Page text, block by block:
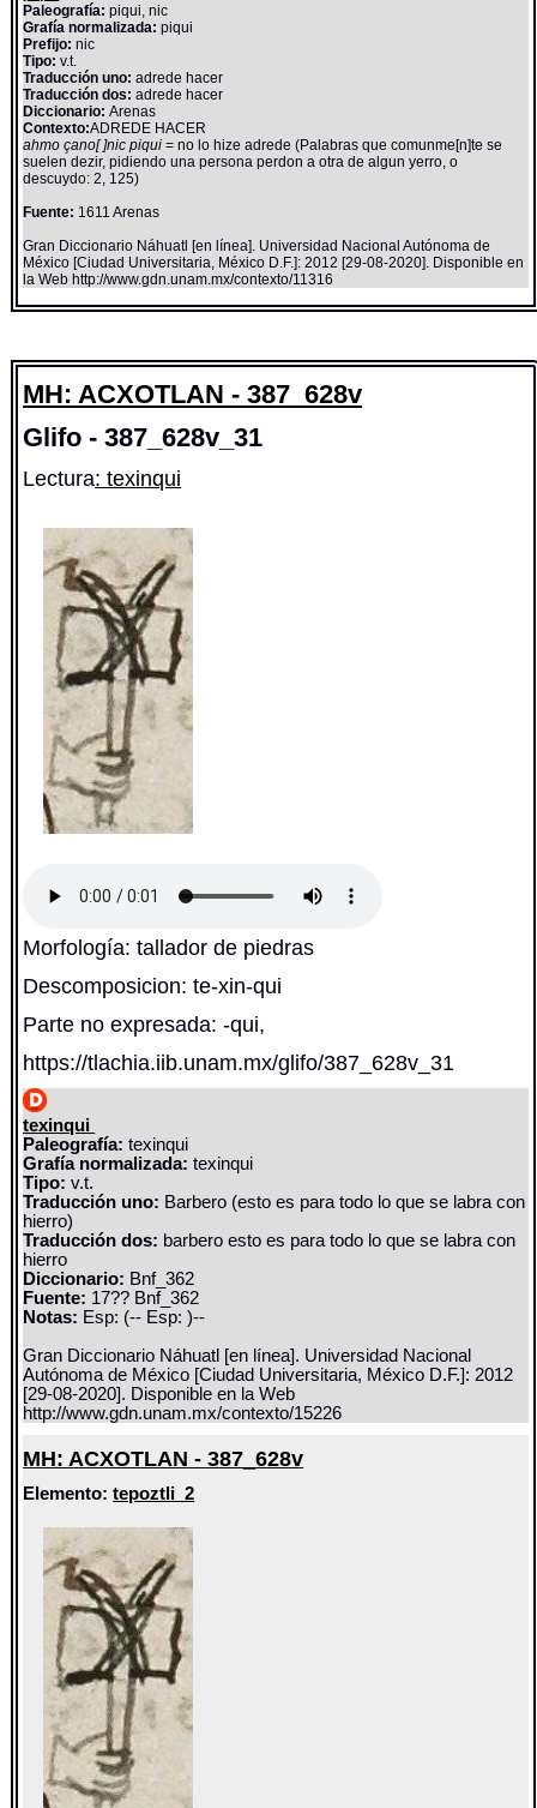
Paleografía: piqui, nic
Grafía normalizada: piqui
Prefijo: nic
Tipo: v.t.
Traducción uno: adrede hacer
Traducción dos: adrede hacer
Diccionario:Arenas
Contexto:ADREDE HACER
ahmo çano[ ]nic piqui= no lo hize adrede (Palabras que comunme[n]te se
suelen dezir, pidiendo una persona perdon a otra de algun yerro, o
descuydo: 2, 125)
Fuente: 1611 Arenas
Gran Diccionario Náhuatl [en línea]. Universidad Nacional Autónoma de
México [Ciudad Universitaria, México D.F.]: 2012 [29-08-2020]. Disponible en
la Web http://www.gdn.unam.mx/contexto/11316
MH: ACXOTLAN - 387_628v
Glifo - 387_628v_31
Lectura: texinqui
Morfología: tallador de piedras
Descomposicion: te-xin-qui
Parte no expresada: -qui,
https://tlachia.iib.unam.mx/glifo/387_628v_31
texinqui
Paleografía: texinqui
Grafía normalizada: texinqui
Tipo: v.t.
Traducción uno: Barbero (esto es para todo lo que se labra con
hierro)
Traducción dos: barbero esto es para todo lo que se labra con
hierro
Diccionario: Bnf_362
Fuente: 17?? Bnf_362
Notas: Esp: (-- Esp: )--
Gran Diccionario Náhuatl [en línea]. Universidad Nacional
Autónoma de México [Ciudad Universitaria, México D.F.]: 2012
[29-08-2020]. Disponible en la Web
http://www.gdn.unam.mx/contexto/15226
MH: ACXOTLAN - 387_628v
Elemento:tepoztli_2